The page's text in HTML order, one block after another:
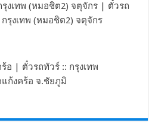
งเทพ (หมอชิต2) จตุจักร | ตั๋วรถ
รุงเทพ (หมอชิต2) จตุจักร
อ | ตั๋วรถทัวร์ :: กรุงเทพ
ก้งคร้อ จ.ชัยภูมิ